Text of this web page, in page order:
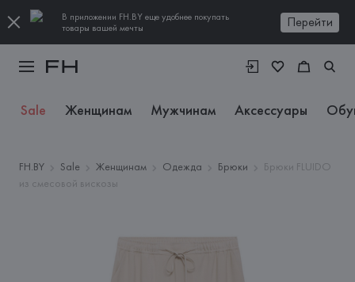
В приложении FH.BY еще удобнее покупать
товары вашей мечты
Перейти
Sale Женщинам Мужчинам Аксессуары
FH.BY Sale Женщинам Одежда Брюки
Брюки FLUIDO
из смесовой вискозы